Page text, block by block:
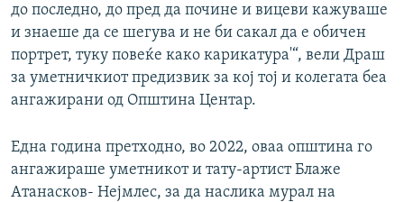
до последно, до пред да почине и вицеви кажуваше
и знаеше да се шегува и не би сакал да е обичен
портрет, туку повеќе како карикатура'“, вели Драш
за уметничкиот предизвик за кој тој и колегата беа
ангажирани од Општина Центар.
Една година претходно, во 2022, оваа општина го
ангажираше уметникот и тату-артист Блаже
Aтанасков- Нејмлес, за да наслика мурал на